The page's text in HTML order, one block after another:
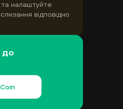
налаштуйте
відповідно
до